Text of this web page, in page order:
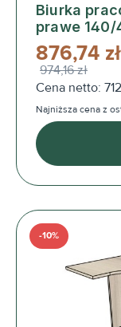
Biurka
prawe 140/
876,74 zł
974,16 zł
Cena netto:
Najniższa cena z
-10%